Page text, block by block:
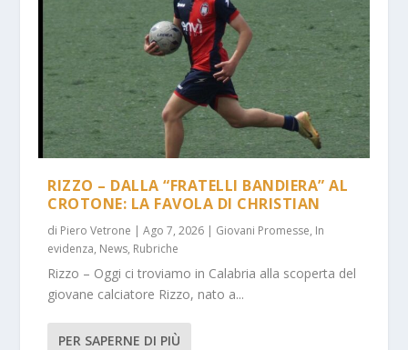
RIZZO – DALLA “FRATELLI BANDIERA” AL
CROTONE: LA FAVOLA DI CHRISTIAN
di Piero Vetrone |Ago 7, 2026 | Giovani Promesse, In
evidenza, News, Rubriche
Rizzo – Oggi ci troviamo in Calabria alla scoperta del
giovane calciatore Rizzo, nato a...
PER SAPERNE DI PIÙ